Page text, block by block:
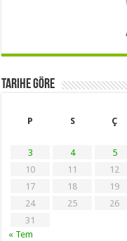
Tarihe Göre
P
S Ç
3
4 5
10
11 12
17
18 19
24
25 26
31
« Tem